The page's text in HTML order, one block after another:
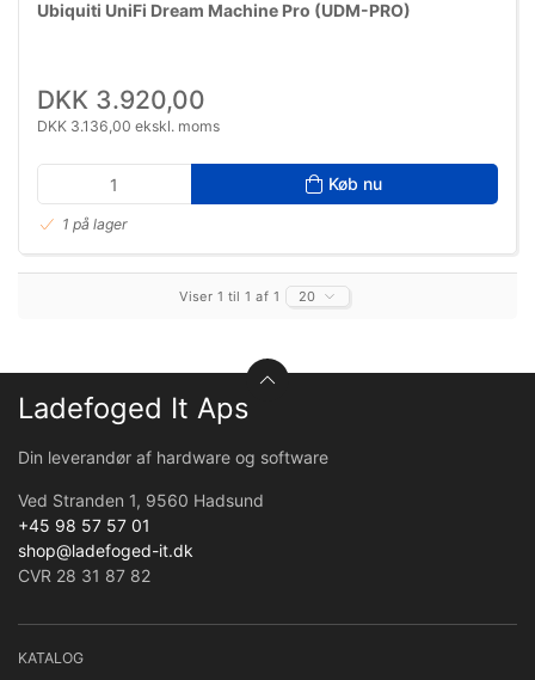
Ubiquiti UniFi Dream Machine Pro (UDM-PRO)
DKK 3.920,00
DKK 3.136,00 ekskl. moms
Køb nu
1 på lager
Viser 1 til 1 af 1 20
Ladefoged It Aps
Din leverandør af hardware og software
Ved Stranden 1, 9560 Hadsund
+45 98 57 57 01
shop@ladefoged-it.dk
CVR 28 31 87 82
KATALOG